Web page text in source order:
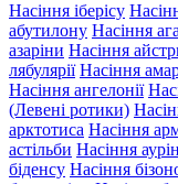
Насіння іберісу
абутилону Насіння
азаріни Насіння
лябулярії Насіння
Насіння ангелонії
(Левені ротики)
арктотиса Насіння
астільби Насіння
біденсу Насіння